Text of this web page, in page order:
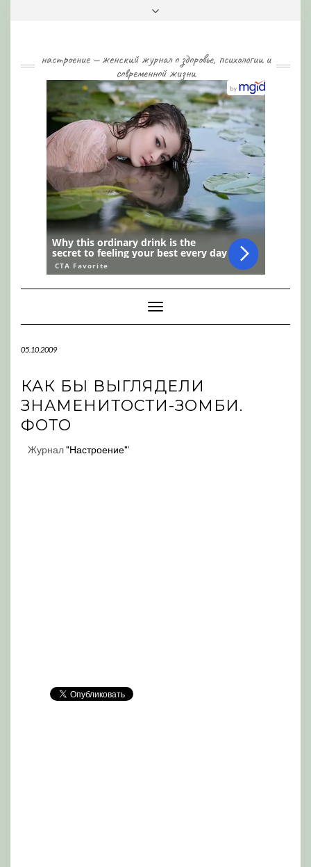
настроение — женский журнал о здоровье, психологии и
современной жизни
Toggle
Navigation
05.10.2009
КАК БЫ ВЫГЛЯДЕЛИ
ЗНАМЕНИТОСТИ-ЗОМБИ.
ФОТО
Журнал"Настроение"'